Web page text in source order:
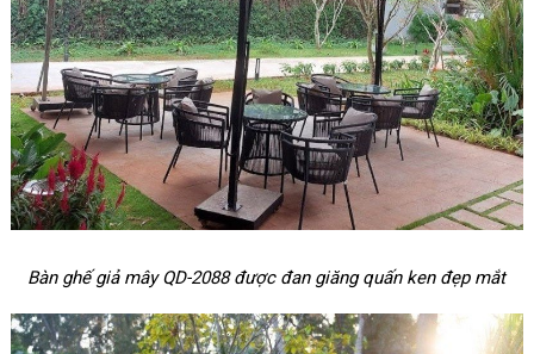
Bàn ghế giả mây QD-2088 được đan giăng quấn ken đẹp mắt